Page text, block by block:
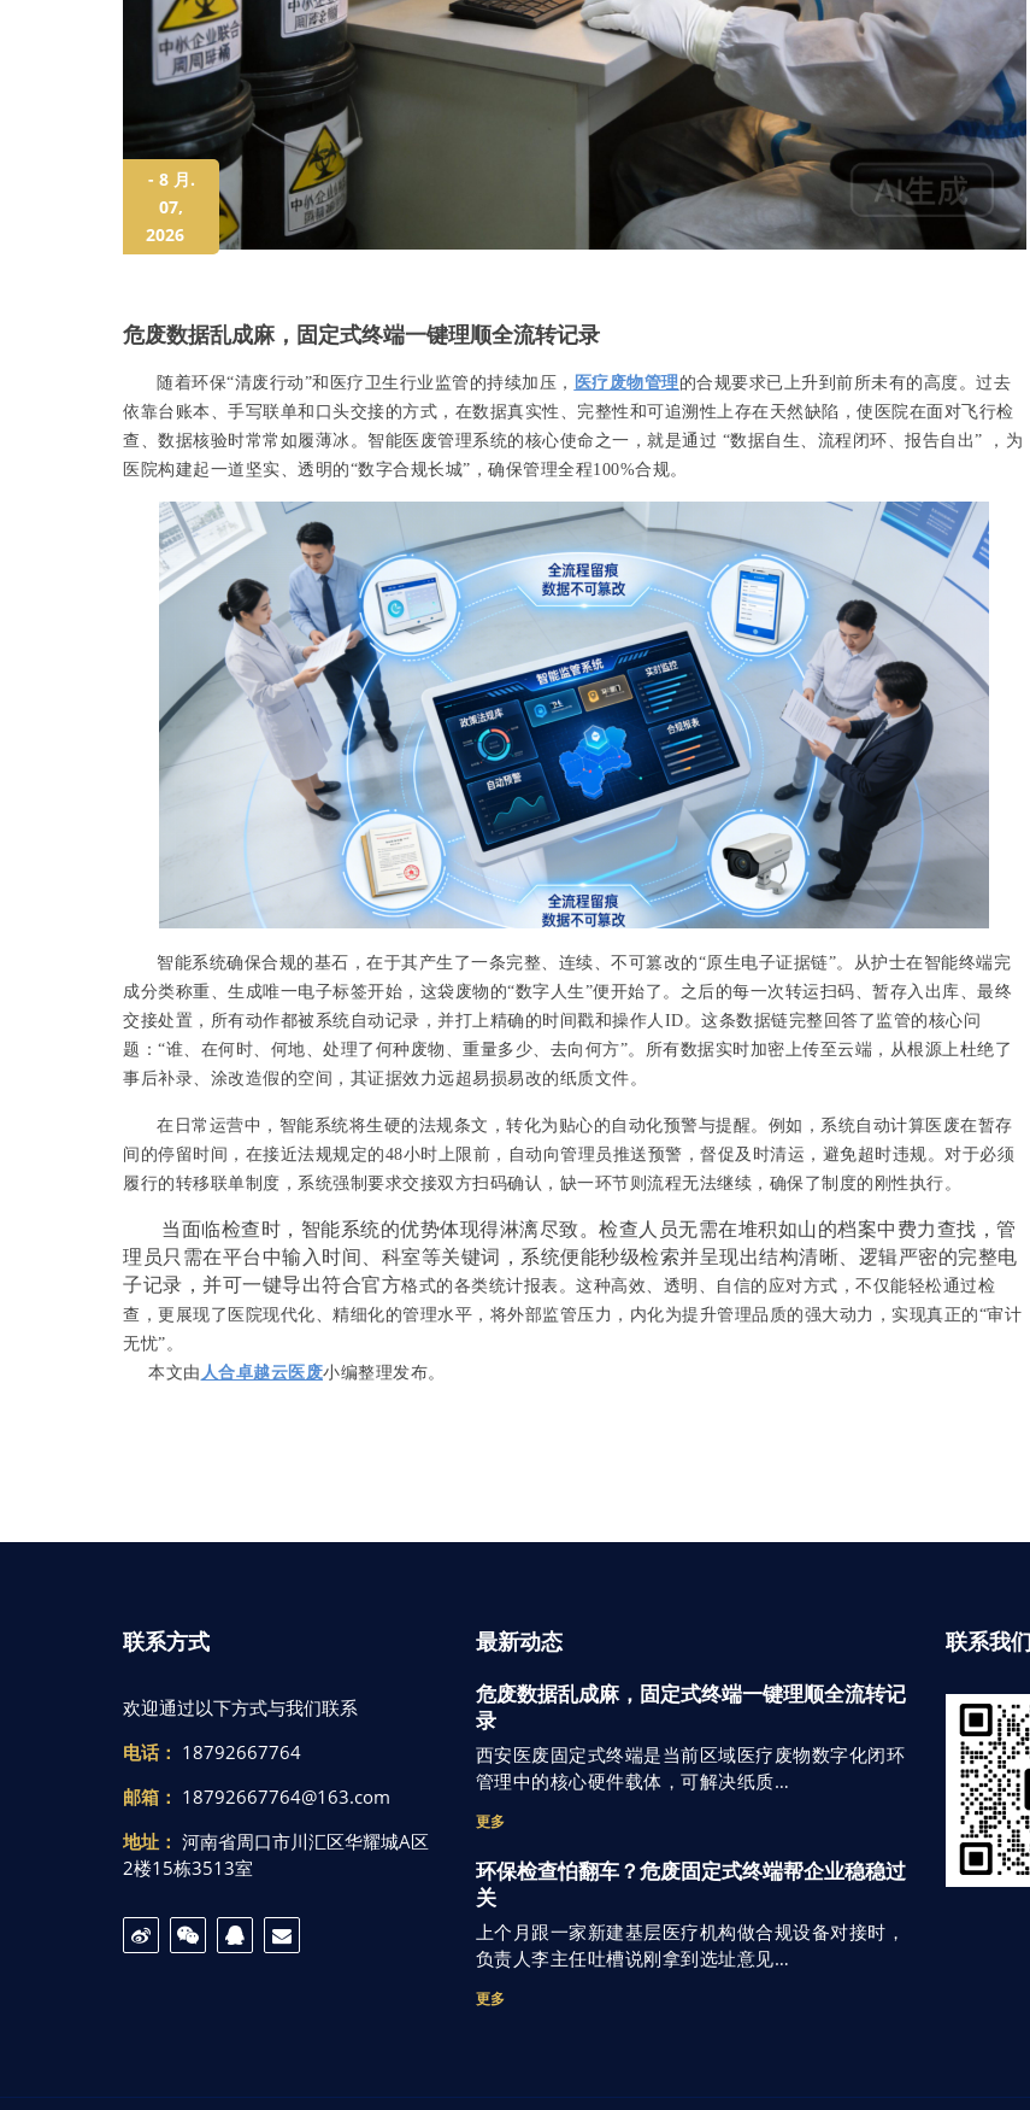
- 8 月.
07,
2026
危废数据乱成麻，固定式终端一键理顺全流转记录
随着环保“清废行动”和医疗卫生行业监管的持续加压， 医疗废物管理的合规要求已上升到前所未有的高度。过去
依靠台账本、手写联单和口头交接的方式，在数据真实性、完整性和可追溯性上存在天然缺陷，使医院在面对飞行检
查、数据核验时常常如履薄冰。智能医废管理系统的核心使命之一，就是通过 “数据自生、流程闭环、报告自出” ，为
医院构建起一道坚实、透明的“数字合规长城”，确保管理全程100%合规。
智能系统确保合规的基石，在于其产生了一条完整、连续、不可篡改的“原生电子证据链”。从护士在智能终端完
成分类称重、生成唯一电子标签开始，这袋废物的“数字人生”便开始了。之后的每一次转运扫码、暂存入出库、最终
交接处置，所有动作都被系统自动记录，并打上精确的时间戳和操作人ID。这条数据链完整回答了监管的核心问
题：“谁、在何时、何地、处理了何种废物、重量多少、去向何方”。所有数据实时加密上传至云端，从根源上杜绝了
事后补录、涂改造假的空间，其证据效力远超易损易改的纸质文件。
在日常运营中，智能系统将生硬的法规条文，转化为贴心的自动化预警与提醒。例如，系统自动计算医废在暂存
间的停留时间，在接近法规规定的48小时上限前，自动向管理员推送预警，督促及时清运，避免超时违规。对于必须
履行的转移联单制度，系统强制要求交接双方扫码确认，缺一环节则流程无法继续，确保了制度的刚性执行。
当面临检查时，智能系统的优势体现得淋漓尽致。检查人员无需在堆积如山的档案中费力查找，管
理员只需在平台中输入时间、科室等关键词，系统便能秒级检索并呈现出结构清晰、逻辑严密的完整电
子记录，并可一键导出符合官方格式的各类统计报表。这种高效、透明、自信的应对方式，不仅能轻松通过检
查，更展现了医院现代化、精细化的管理水平，将外部监管压力，内化为提升管理品质的强大动力，实现真正的“审计
无忧”。
本文由 人合卓越云医废小编整理发布。
联系方式
欢迎通过以下方式与我们联系
电话： 18792667764
邮箱： 18792667764@163.com
地址： 河南省周口市川汇区华耀城A区
2楼15栋3513室
最新动态
危废数据乱成麻，固定式终端一键理顺全流转记
录
西安医废固定式终端是当前区域医疗废物数字化闭环
管理中的核心硬件载体，可解决纸质…
更多
环保检查怕翻车？危废固定式终端帮企业稳稳过
关
上个月跟一家新建基层医疗机构做合规设备对接时，
负责人李主任吐槽说刚拿到选址意见…
更多
联系我们